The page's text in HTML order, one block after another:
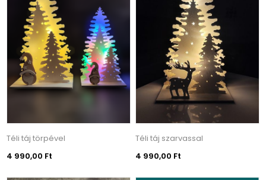
Téli táj törpével
4 990,00 Ft
Téli táj szarvassal
4 990,00 Ft